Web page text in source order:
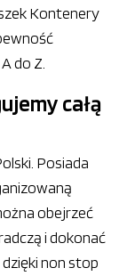
Kontenery
do Z.
całą
Posiada
obejrzeć
i dokonać
non stop